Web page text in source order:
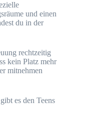
und einen
du in der
rechtzeitig
kein Platz mehr
mitnehmen
es den Teens